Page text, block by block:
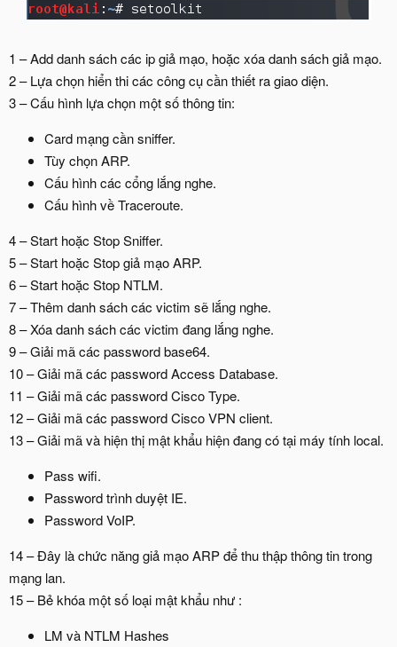
1 – Add danh sách các ip giả mạo, hoặc xóa danh sách giả mạo.
2 – Lựa chọn hiển thi các công cụ cần thiết ra giao diện.
3 – Cấu hình lựa chọn một số thông tin:
Card mạng cần sniffer.
Tùy chọn ARP.
Cấu hình các cổng lắng nghe.
Cấu hình về Traceroute.
4 – Start hoặc Stop Sniffer.
5 – Start hoặc Stop giả mạo ARP.
6 – Start hoặc Stop NTLM.
7 – Thêm danh sách các victim sẽ lắng nghe.
8 – Xóa danh sách các victim đang lắng nghe.
9 – Giải mã các password base64.
10 – Giải mã các password Access Database.
11 – Giải mã các password Cisco Type.
12 – Giải mã các password Cisco VPN client.
13 – Giải mã và hiện thị mật khẩu hiện đang có tại máy tính local.
Pass wifi.
Password trình duyệt IE.
Password VoIP.
14 – Đây là chức năng giả mạo ARP để thu thập thông tin trong
mạng lan.
15 – Bẻ khóa một số loại mật khẩu như :
LM và NTLM Hashes